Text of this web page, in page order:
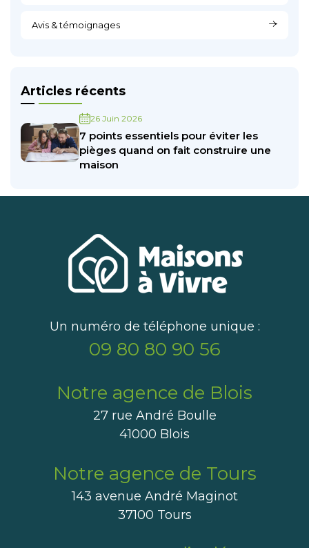
Avis & témoignages
Articles récents
26 Juin 2026
7 points essentiels pour éviter les
pièges quand on fait construire une
maison
Un numéro de téléphone unique :
09 80 80 90 56
Notre agence de Blois
27 rue André Boulle
41000 Blois
Notre agence de Tours
143 avenue André Maginot
37100 Tours